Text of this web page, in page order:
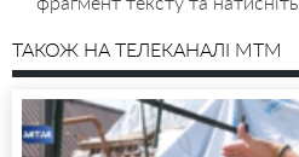
ТАКОЖ НА ТЕЛЕКАНАЛІ MTM